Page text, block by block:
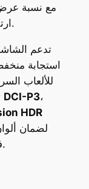
ارتفاع 16:10 لتوفير مساحة عرض أوسع.
تدعم
استجابة
للألعاب
تغطي الشاشة 100% من نطاق ألوان DCI-P3،
HDR
لضمان
في الألعاب أو تحرير الفيديو والمحتوى.